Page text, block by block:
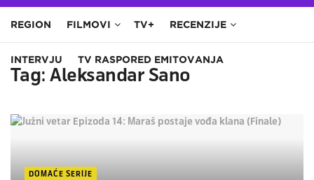
REGION FILMOVI TV+ RECENZIJE
INTERVJU TV RASPORED EMITOVANJA
Tag:Aleksandar Sano
DOMAĆE SERIJE